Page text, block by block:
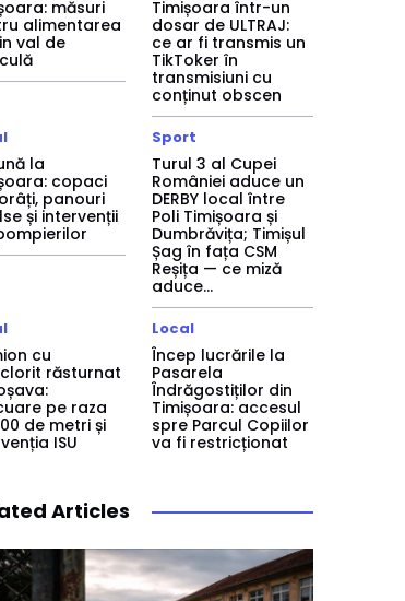
măsuri
alimentarea
val de
Timișoara într-un
dosar de ULTRAJ:
ce ar fi transmis un
TikToker în
transmisiuni cu
conținut obscen
la
copaci
panouri
și intervenții
Sport
Turul 3 al Cupei
României aduce un
DERBY local între
Poli Timișoara și
Dumbrăvița; Timișul
Șag în fața CSM
Reșița — ce miză
aduce...
cu
răsturnat
pe raza
de metri și
ISU
Local
Încep lucrările la
Pasarela
Îndrăgostiților din
Timișoara: accesul
spre Parcul Copiilor
va fi restricționat
Articles